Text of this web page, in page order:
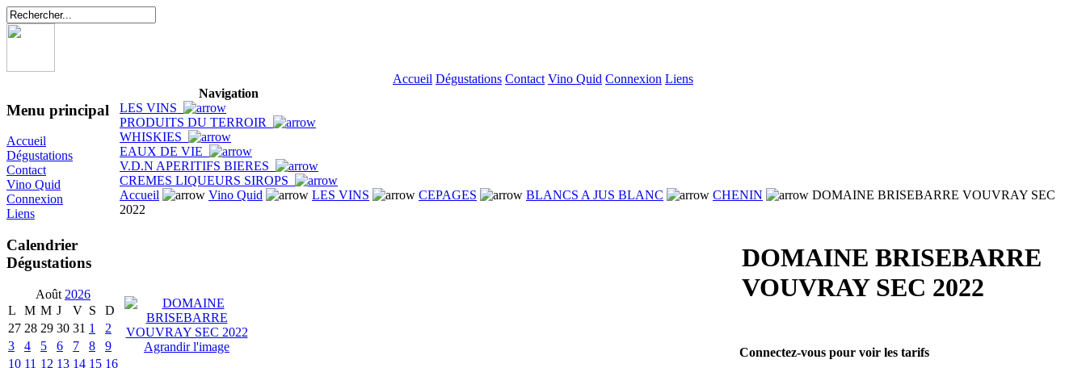
Accueil Dégustations Contact Vino Quid Connexion Liens
Menu principal
Accueil
Dégustations
Contact
Vino Quid
Connexion
Liens
Calendrier
Dégustations
Août 2026
L
M M J V S
D
27 28 29 30 31 1
2
3
4 5 6 7 8
9
10 11 12 13 14 15 16
Navigation
LES VINS
PRODUITS DU TERROIR
WHISKIES
EAUX DE VIE
V.D.N APERITIFS BIERES
CREMES LIQUEURS SIROPS
Accueil
Vino Quid LES VINS CEPAGES BLANCS A JUS BLANC CHENIN
DOMAINE BRISEBARRE VOUVRAY SEC
2022
Agrandir l'image
DOMAINE BRISEBARRE
VOUVRAY SEC 2022
Connectez-vous pour voir les tarifs